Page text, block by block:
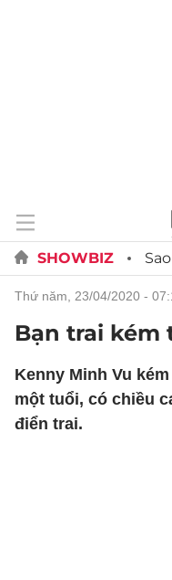
SHOWBIZ Sao
thứ năm, 23/04/2020 -
Bạn trai kém
Kenny Minh Vu
một tuổi, có chiều
điển trai.